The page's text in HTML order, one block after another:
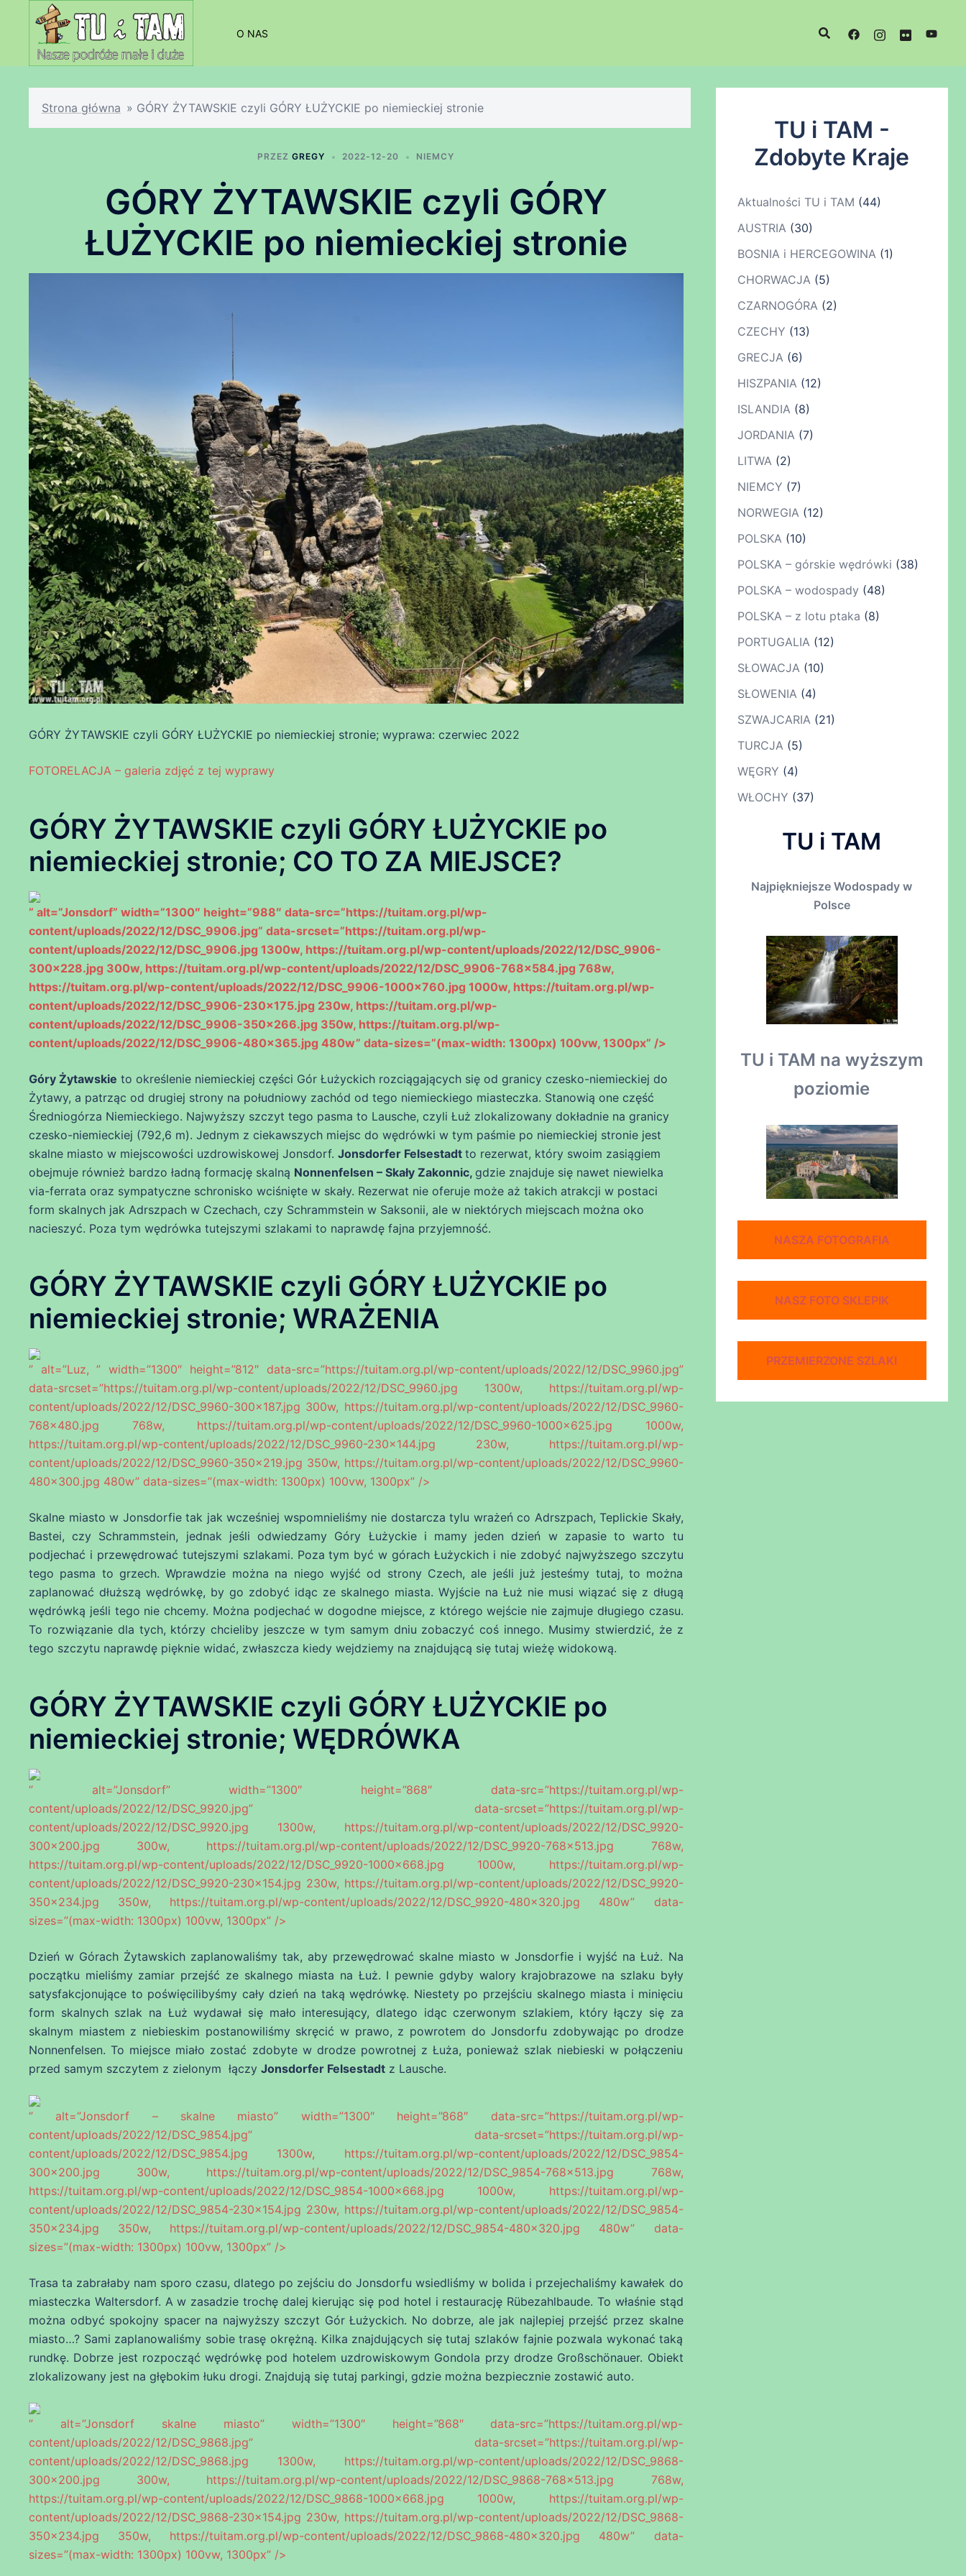
O NAS
Strona główna » GÓRY ŻYTAWSKIE czyli GÓRY ŁUŻYCKIE po niemieckiej stronie
PRZEZGREGY 2022-12-20 NIEMCY
GÓRY ŻYTAWSKIE czyli GÓRY
ŁUŻYCKIE po niemieckiej stronie
GÓRY ŻYTAWSKIE czyli GÓRY ŁUŻYCKIE po niemieckiej stronie; wyprawa: czerwiec 2022
FOTORELACJA – galeria zdjęć z tej wyprawy
GÓRY ŻYTAWSKIE czyli GÓRY ŁUŻYCKIE po
niemieckiej stronie; CO TO ZA MIEJSCE?
” alt=”Jonsdorf” width=”1300″ height=”988″ data-src=”https://tuitam.org.pl/wp-
content/uploads/2022/12/DSC_9906.jpg” data-srcset=”https://tuitam.org.pl/wp-
content/uploads/2022/12/DSC_9906.jpg 1300w, https://tuitam.org.pl/wp-content/uploads/2022/12/DSC_9906-
300×228.jpg 300w, https://tuitam.org.pl/wp-content/uploads/2022/12/DSC_9906-768×584.jpg 768w,
https://tuitam.org.pl/wp-content/uploads/2022/12/DSC_9906-1000×760.jpg 1000w, https://tuitam.org.pl/wp-
content/uploads/2022/12/DSC_9906-230×175.jpg 230w, https://tuitam.org.pl/wp-
content/uploads/2022/12/DSC_9906-350×266.jpg 350w, https://tuitam.org.pl/wp-
content/uploads/2022/12/DSC_9906-480×365.jpg 480w” data-sizes=”(max-width: 1300px) 100vw, 1300px” />
Góry Żytawskie to określenie niemieckiej części Gór Łużyckich rozciągających się od granicy czesko-niemieckiej do
Żytawy, a patrząc od drugiej strony na południowy zachód od tego niemieckiego miasteczka. Stanowią one część
Średniogórza Niemieckiego. Najwyższy szczyt tego pasma to Lausche, czyli Łuż zlokalizowany dokładnie na granicy
czesko-niemieckiej (792,6 m). Jednym z ciekawszych miejsc do wędrówki w tym paśmie po niemieckiej stronie jest
skalne miasto w miejscowości uzdrowiskowej Jonsdorf. Jonsdorfer Felsestadt to rezerwat, który swoim zasiągiem
obejmuje również bardzo ładną formację skalną Nonnenfelsen – Skały Zakonnic, gdzie znajduje się nawet niewielka
via-ferrata oraz sympatyczne schronisko wciśnięte w skały. Rezerwat nie oferuje może aż takich atrakcji w postaci
form skalnych jak Adrszpach w Czechach, czy Schrammstein w Saksonii, ale w niektórych miejscach można oko
nacieszyć. Poza tym wędrówka tutejszymi szlakami to naprawdę fajna przyjemność.
GÓRY ŻYTAWSKIE czyli GÓRY ŁUŻYCKIE po
niemieckiej stronie; WRAŻENIA
” alt=”Luz, ” width=”1300″ height=”812″ data-src=”https://tuitam.org.pl/wp-content/uploads/2022/12/DSC_9960.jpg”
data-srcset=”https://tuitam.org.pl/wp-content/uploads/2022/12/DSC_9960.jpg 1300w, https://tuitam.org.pl/wp-
content/uploads/2022/12/DSC_9960-300×187.jpg 300w, https://tuitam.org.pl/wp-content/uploads/2022/12/DSC_9960-
768×480.jpg 768w, https://tuitam.org.pl/wp-content/uploads/2022/12/DSC_9960-1000×625.jpg 1000w,
https://tuitam.org.pl/wp-content/uploads/2022/12/DSC_9960-230×144.jpg 230w, https://tuitam.org.pl/wp-
content/uploads/2022/12/DSC_9960-350×219.jpg 350w, https://tuitam.org.pl/wp-content/uploads/2022/12/DSC_9960-
480×300.jpg 480w” data-sizes=”(max-width: 1300px) 100vw, 1300px” />
Skalne miasto w Jonsdorfie tak jak wcześniej wspomnieliśmy nie dostarcza tylu wrażeń co Adrszpach, Teplickie Skały,
Bastei, czy Schrammstein, jednak jeśli odwiedzamy Góry Łużyckie i mamy jeden dzień w zapasie to warto tu
podjechać i przewędrować tutejszymi szlakami. Poza tym być w górach Łużyckich i nie zdobyć najwyższego szczytu
tego pasma to grzech. Wprawdzie można na niego wyjść od strony Czech, ale jeśli już jesteśmy tutaj, to można
zaplanować dłuższą wędrówkę, by go zdobyć idąc ze skalnego miasta. Wyjście na Łuż nie musi wiązać się z długą
wędrówką jeśli tego nie chcemy. Można podjechać w dogodne miejsce, z którego wejście nie zajmuje długiego czasu.
To rozwiązanie dla tych, którzy chcieliby jeszcze w tym samym dniu zobaczyć coś innego. Musimy stwierdzić, że z
tego szczytu naprawdę pięknie widać, zwłaszcza kiedy wejdziemy na znajdującą się tutaj wieżę widokową.
GÓRY ŻYTAWSKIE czyli GÓRY ŁUŻYCKIE po
niemieckiej stronie; WĘDRÓWKA
” alt=”Jonsdorf” width=”1300″ height=”868″ data-src=”https://tuitam.org.pl/wp-
content/uploads/2022/12/DSC_9920.jpg” data-srcset=”https://tuitam.org.pl/wp-
content/uploads/2022/12/DSC_9920.jpg 1300w, https://tuitam.org.pl/wp-content/uploads/2022/12/DSC_9920-
300×200.jpg 300w, https://tuitam.org.pl/wp-content/uploads/2022/12/DSC_9920-768×513.jpg 768w,
https://tuitam.org.pl/wp-content/uploads/2022/12/DSC_9920-1000×668.jpg 1000w, https://tuitam.org.pl/wp-
content/uploads/2022/12/DSC_9920-230×154.jpg 230w, https://tuitam.org.pl/wp-content/uploads/2022/12/DSC_9920-
350×234.jpg 350w, https://tuitam.org.pl/wp-content/uploads/2022/12/DSC_9920-480×320.jpg 480w” data-
sizes=”(max-width: 1300px) 100vw, 1300px” />
Dzień w Górach Żytawskich zaplanowaliśmy tak, aby przewędrować skalne miasto w Jonsdorfie i wyjść na Łuż. Na
początku mieliśmy zamiar przejść ze skalnego miasta na Łuż. I pewnie gdyby walory krajobrazowe na szlaku były
satysfakcjonujące to poświęcilibyśmy cały dzień na taką wędrówkę. Niestety po przejściu skalnego miasta i minięciu
form skalnych szlak na Łuż wydawał się mało interesujący, dlatego idąc czerwonym szlakiem, który łączy się za
skalnym miastem z niebieskim postanowiliśmy skręcić w prawo, z powrotem do Jonsdorfu zdobywając po drodze
Nonnenfelsen. To miejsce miało zostać zdobyte w drodze powrotnej z Łuża, ponieważ szlak niebieski w połączeniu
przed samym szczytem z zielonym łączy Jonsdorfer Felsestadt z Lausche.
” alt=”Jonsdorf – skalne miasto” width=”1300″ height=”868″ data-src=”https://tuitam.org.pl/wp-
content/uploads/2022/12/DSC_9854.jpg” data-srcset=”https://tuitam.org.pl/wp-
content/uploads/2022/12/DSC_9854.jpg 1300w, https://tuitam.org.pl/wp-content/uploads/2022/12/DSC_9854-
300×200.jpg 300w, https://tuitam.org.pl/wp-content/uploads/2022/12/DSC_9854-768×513.jpg 768w,
https://tuitam.org.pl/wp-content/uploads/2022/12/DSC_9854-1000×668.jpg 1000w, https://tuitam.org.pl/wp-
content/uploads/2022/12/DSC_9854-230×154.jpg 230w, https://tuitam.org.pl/wp-content/uploads/2022/12/DSC_9854-
350×234.jpg 350w, https://tuitam.org.pl/wp-content/uploads/2022/12/DSC_9854-480×320.jpg 480w” data-
sizes=”(max-width: 1300px) 100vw, 1300px” />
Trasa ta zabrałaby nam sporo czasu, dlatego po zejściu do Jonsdorfu wsiedliśmy w bolida i przejechaliśmy kawałek do
miasteczka Waltersdorf. A w zasadzie trochę dalej kierując się pod hotel i restaurację Rübezahlbaude. To właśnie stąd
można odbyć spokojny spacer na najwyższy szczyt Gór Łużyckich. No dobrze, ale jak najlepiej przejść przez skalne
miasto…? Sami zaplanowaliśmy sobie trasę okrężną. Kilka znajdujących się tutaj szlaków fajnie pozwala wykonać taką
rundkę. Dobrze jest rozpocząć wędrówkę pod hotelem uzdrowiskowym Gondola przy drodze Großschönauer. Obiekt
zlokalizowany jest na głębokim łuku drogi. Znajdują się tutaj parkingi, gdzie można bezpiecznie zostawić auto.
” alt=”Jonsdorf skalne miasto” width=”1300″ height=”868″ data-src=”https://tuitam.org.pl/wp-
content/uploads/2022/12/DSC_9868.jpg” data-srcset=”https://tuitam.org.pl/wp-
content/uploads/2022/12/DSC_9868.jpg 1300w, https://tuitam.org.pl/wp-content/uploads/2022/12/DSC_9868-
300×200.jpg 300w, https://tuitam.org.pl/wp-content/uploads/2022/12/DSC_9868-768×513.jpg 768w,
https://tuitam.org.pl/wp-content/uploads/2022/12/DSC_9868-1000×668.jpg 1000w, https://tuitam.org.pl/wp-
content/uploads/2022/12/DSC_9868-230×154.jpg 230w, https://tuitam.org.pl/wp-content/uploads/2022/12/DSC_9868-
350×234.jpg 350w, https://tuitam.org.pl/wp-content/uploads/2022/12/DSC_9868-480×320.jpg 480w” data-
sizes=”(max-width: 1300px) 100vw, 1300px” />
TU i TAM -
Zdobyte Kraje
Aktualności TU i TAM (44)
AUSTRIA(30)
BOSNIA i HERCEGOWINA(1)
CHORWACJA(5)
CZARNOGÓRA(2)
CZECHY (13)
GRECJA(6)
HISZPANIA(12)
ISLANDIA(8)
JORDANIA(7)
LITWA(2)
NIEMCY (7)
NORWEGIA(12)
POLSKA(10)
POLSKA – górskie wędrówki (38)
POLSKA – wodospady (48)
POLSKA – z lotu ptaka (8)
PORTUGALIA(12)
SŁOWACJA(10)
SŁOWENIA(4)
SZWAJCARIA(21)
TURCJA(5)
WĘGRY (4)
WŁOCHY (37)
TU i TAM
Najpiękniejsze Wodospady w
Polsce
TU i TAM na wyższym
poziomie
NASZA FOTOGRAFIA
NASZ FOTO SKLEPIK
PRZEMIERZONE SZLAKI